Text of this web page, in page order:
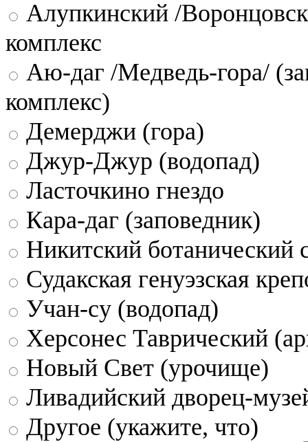
Алупкинский /
комплекс
Аю-даг /Медведь-гора/
комплекс)
Демерджи (гора)
Джур-Джур (водопад)
Ласточкино гнездо
Кара-даг (заповедник)
Никитский ботанический
Судакская генуэзская
Учан-су (водопад)
Херсонес Таврический
Новый Свет (урочище)
Ливадийский дворец-
Другое (укажите, что)